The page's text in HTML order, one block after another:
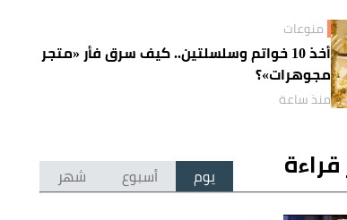
منوعات
أخذ 10 خواتم وسلسلتين.. كيف سرق فأر «متجر
مجوهرات»؟
منذ ساعة
قراءة يوم أسبوع شهر